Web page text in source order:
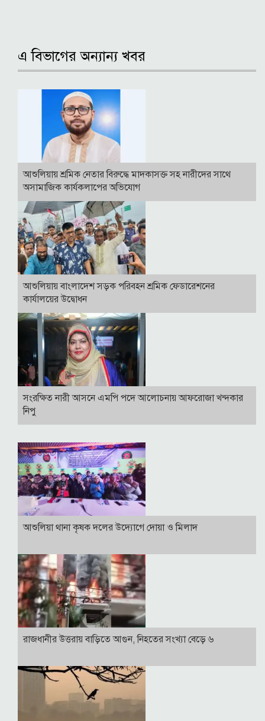
এ বিভাগের অন্যান্য খবর
আশুলিয়ায় শ্রমিক নেতার বিরুদ্ধে মাদকাসক্ত সহ নারীদের সাথে
অসামাজিক কার্যকলাপের অভিযোগ
আশুলিয়ায় বাংলাদেশ সড়ক পরিবহন শ্রমিক ফেডারেশনের
কার্যালয়ের উদ্বোধন
সংরক্ষিত নারী আসনে এমপি পদে আলোচনায় আফরোজা খন্দকার
নিপু
আশুলিয়া থানা কৃষক দলের উদ্যোগে দোয়া ও মিলাদ
রাজধানীর উত্তরায় বাড়িতে আগুন, নিহতের সংখ্যা বেড়ে ৬